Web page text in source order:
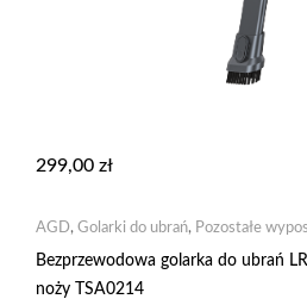
299,00 zł
AGD, Golarki do ubrań, Pozostałe
Bezprzewodowa golarka do ubrań
noży TSA0214